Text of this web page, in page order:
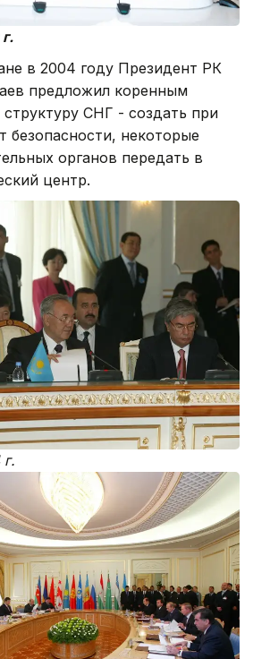
в 2004 году Президент РК
предложил коренным
СНГ - создать при
безопасности, некоторые
органов передать в
центр.